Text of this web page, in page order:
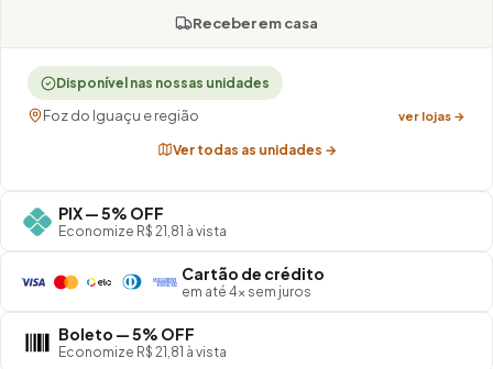
Receber em casa
Disponível nas nossas unidades
Foz do Iguaçu e região ver lojas →
Ver todas as unidades →
PIX — 5% OFF
Economize R$ 21,81 à vista
Cartão de crédito
em até 4× sem juros
Boleto — 5% OFF
Economize R$ 21,81 à vista